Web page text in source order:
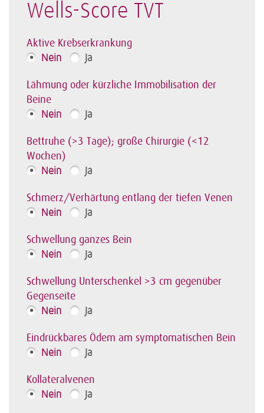
Wells-Score TVT
Aktive Krebserkrankung
Nein Ja
Lähmung oder kürzliche Immobilisation der
Beine
Nein Ja
Bettruhe (>3 Tage); große Chirurgie (<12
Wochen)
Nein Ja
Schmerz/Verhärtung entlang der tiefen Venen
Nein Ja
Schwellung ganzes Bein
Nein Ja
Schwellung Unterschenkel >3 cm gegenüber
Gegenseite
Nein Ja
Eindrückbares Ödem am symptomatischen Bein
Nein Ja
Kollateralvenen
Nein Ja